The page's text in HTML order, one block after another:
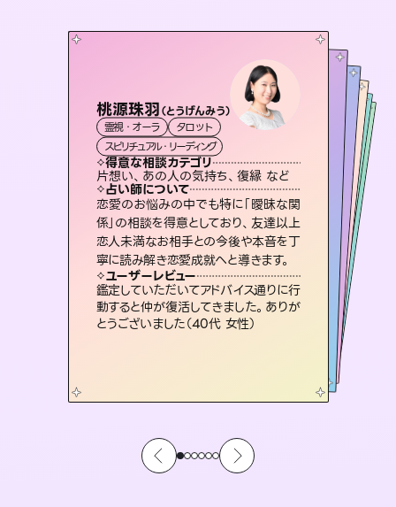
桃源珠羽（とうげんみう）
霊視・オーラ
タロット
スピリチュアル・リーディング
得意な相談カテゴリ
片想い、あの人の気持ち、復縁 など
占い師について
恋愛のお悩みの中でも特に「曖昧な関
係」の相談を得意としており、友達以上
恋人未満なお相手との今後や本音を丁
寧に読み解き恋愛成就へと導きます。
ユーザーレビュー
鑑定していただいてアドバイス通りに行
動すると仲が復活してきました。ありが
とうございました（40代 女性）
アイリス -iris-
西洋占星術 タロット
ルーン
得意な相談カテゴリ
恋愛総合、片想い、二人の未来 など
占い師について
復縁、恋愛、不倫の行方、同性愛や片
思い、仕事関係や借金問題まで知りた
いことや心の負担になっていることを
紐解き、背中をそっと押して導きます。
ユーザーレビュー
安心感のあり、言い切ってくれる所や濁
さない鑑定のおかげで、毎回自分の気
持ちを整えられます（30代 男性）
未来視師＊花
霊視・オーラ
スピリチュアル・リーディング
得意な相談カテゴリ
出逢い、片想い、復縁 など
占い師について
未来には何パターンもの選択肢があり
ます。不安で視えにくくなっているあな
たの素敵な未来を見つけ、その未来を
選択できるようアドバイスします。
ユーザーレビュー
職場の人の性質や人間関係、本心など
本当によく視えていてびっくり。対策が
打てて前向きになれます（40代）
おう 霊感オラクル
霊視・オーラ
オラクルカード
得意な相談カテゴリ
恋愛総合、あの人の気持ち など
占い師について
霊視×オラクルカードを使って「今」と「未来」そして「気になるあの人の気持ち」まで丁寧に読み解き、恋や人生のヒントを優しく引き出します。
ユーザーレビュー
不安な気持ちが嘘みたいに晴れまし
た…！よく視えていらっしゃるんだなと
感じました（40代 女性）
彗望（すいぼう
霊視・オーラ
スピリチュアル・リーディング
得意な相談カテゴリ
片想い、あの人の気持ち、復縁 など
占い師について
3,700年以上の歴史を持つ東洋最古の
占術「易占」で詳細まで占い、幸せへ向
かう道筋を示します。厳しい結果にも具
体的な対策をお伝えします。
ユーザーレビュー
複雑な背景もしっかり聞いて鑑定して
いただけました。気持ちが楽になりまし
た（50代 女性）
セラピスト理恵
霊視・オーラ タロット
スピリチュアル・リーディング
得意な相談カテゴリ
片想い、二人の未来、年の差 など
占い師について
連絡再開、復縁、成就などの報告実績
多数。セラピストとして2万超の施術経
験があるからこそできる鑑定で、より良
い未来をサポートします。
ユーザーレビュー
とても心温まる鑑定でした。しかもこち
らは何も言っていないのに視えていらっ
しゃるんだなと驚きです（30代女性）